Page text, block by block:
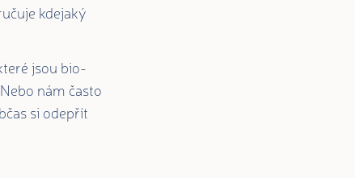
kdejaký
jsou bio-
nám často
si odepřít